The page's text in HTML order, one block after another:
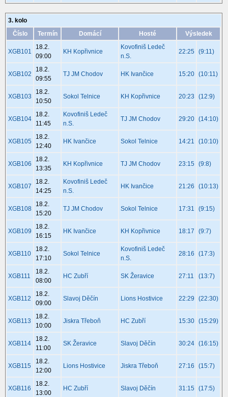
3. kolo
Číslo
Termín Domácí Hosté Výsledek
XGB101
18.2.
09:00
KH Kopřivnice
Kovofiniš Ledeč
n.S.
22:25 (9:11)
XGB102
18.2.
09:55
TJ JM Chodov HK Ivančice 15:20 (10:11)
XGB103
18.2.
10:50
Sokol Telnice KH Kopřivnice 20:23 (12:9)
XGB104
18.2.
11:45
Kovofiniš Ledeč
n.S.
TJ JM Chodov 29:20 (14:10)
XGB105
18.2.
12:40
HK Ivančice Sokol Telnice 14:21 (10:10)
XGB106
18.2.
13:35
KH Kopřivnice TJ JM Chodov 23:15 (9:8)
XGB107
18.2.
14:25
Kovofiniš Ledeč
n.S.
HK Ivančice 21:26 (10:13)
XGB108
18.2.
15:20
TJ JM Chodov Sokol Telnice 17:31 (9:15)
XGB109
18.2.
16:15
HK Ivančice KH Kopřivnice 18:17 (9:7)
XGB110
18.2.
17:10
Sokol Telnice
Kovofiniš Ledeč
n.S.
28:16 (17:3)
XGB111
18.2.
08:00
HC Zubří SK Žeravice 27:11 (13:7)
XGB112
18.2.
09:00
Slavoj Děčín Lions Hostivice 22:29 (22:30)
XGB113
18.2.
10:00
Jiskra Třeboň HC Zubří 15:30 (15:29)
XGB114
18.2.
11:00
SK Žeravice Slavoj Děčín 30:24 (16:15)
XGB115
18.2.
12:00
Lions Hostivice Jiskra Třeboň 27:16 (15:7)
XGB116
18.2.
13:00
HC Zubří Slavoj Děčín 31:15 (17:5)